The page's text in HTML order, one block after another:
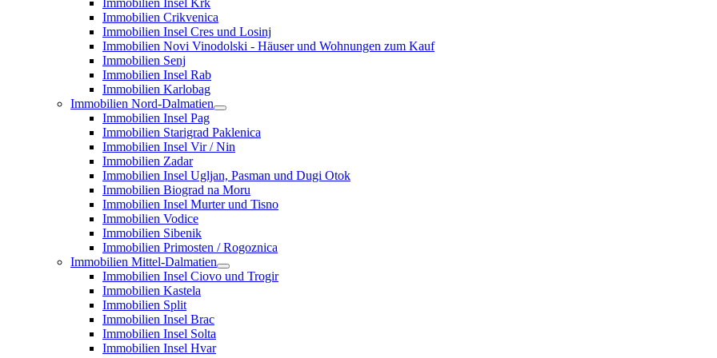
Immobilien Insel Krk
Immobilien Crikvenica
Immobilien Insel Cres und Losinj
Immobilien Novi Vinodolski - Häuser und Wohnungen zum Kauf
Immobilien Senj
Immobilien Insel Rab
Immobilien Karlobag
Immobilien Nord-Dalmatien
Immobilien Insel Pag
Immobilien Starigrad Paklenica
Immobilien Insel Vir / Nin
Immobilien Zadar
Immobilien Insel Ugljan, Pasman und Dugi Otok
Immobilien Biograd na Moru
Immobilien Insel Murter und Tisno
Immobilien Vodice
Immobilien Sibenik
Immobilien Primosten / Rogoznica
Immobilien Mittel-Dalmatien
Immobilien Insel Ciovo und Trogir
Immobilien Kastela
Immobilien Split
Immobilien Insel Brac
Immobilien Insel Solta
Immobilien Insel Hvar